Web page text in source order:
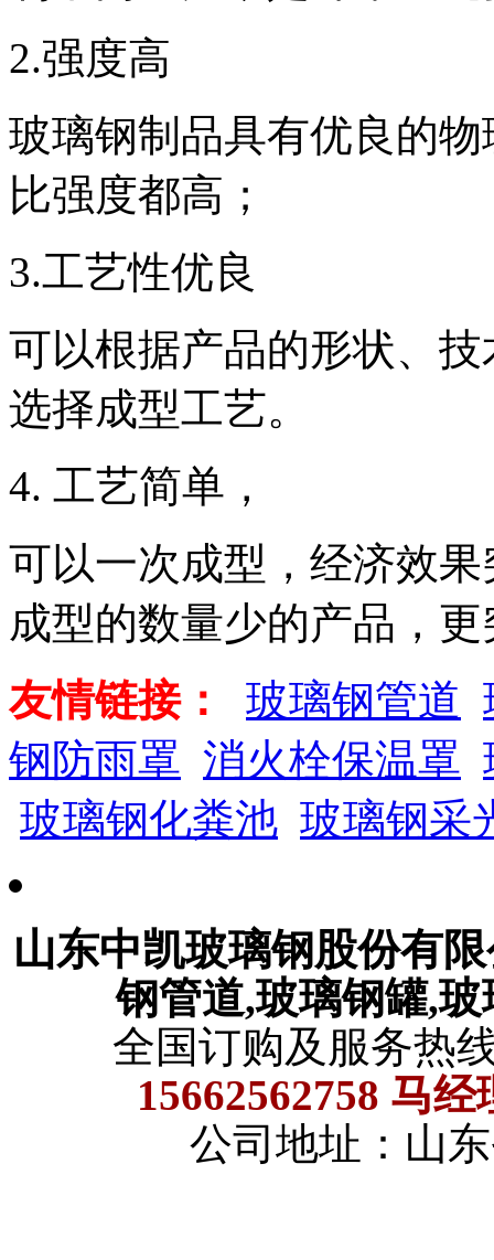
2.强度高
玻璃钢制品具有优良的
比强度都高；
3.工艺性优良
可以根据产品的形状、
选择成型工艺。
4. 工艺简单，
可以一次成型，经济效
成型的数量少的产品，
友情链接：
玻璃钢管道
钢防雨罩 消火栓保温罩
玻璃钢化粪池 玻璃钢采
山东中凯玻璃钢股份有
钢管道,玻璃钢罐,
全国订购及服务热
15662562758 马
公司地址：山